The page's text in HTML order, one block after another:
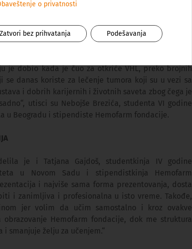
svojim pričama iz detinjstva. Sa nekim pričama sam
običnog učenika u srednjoj školi koji je, sticajem
je dobio kada je čuo za otkriće VHL, preko brojnih
se danas koriste za lečenje tumora koji su u vezi sa
i dobrih karijernih i životnih saveta zbog čega je
utisci su Nebojše Brezića, studenta VI godine
u Beogradu i stipendiste Hemofarm fondacije.
je i Tatjana Gajdoš, studentkinja IV godine
u Novom Sadu i stipendistkinja Hemofarm
i najviše sama forma prezentovanja, dosta
i zanimljiva i profesionalna u isto vreme. Takođe,
jer volim da učim samostalno i kroz ovakve
obrazovanje Hemofarm fondacije, dok me struktura
smanjuje želju za učenjem.“
o privatnosti
Zatvori bez prihvatanja Podešavanja